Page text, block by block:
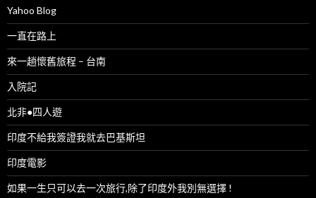
Yahoo Blog
一直在路上
來一趟懷舊旅程 – 台南
入院記
北非●四人遊
印度不給我簽證我就去巴基斯坦
印度電影
如果一生只可以去一次旅行,除了印度外我別無選擇 !